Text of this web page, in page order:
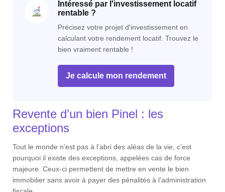
Intéressé par l'investissement locatif
rentable ?
Précisez votre projet d'investissement en
calculant votre rendement locatif. Trouvez le
bien vraiment rentable !
Je calcule mon rendement
Revente d’un bien Pinel : les
exceptions
Tout le monde n’est pas à l’abri des aléas de la vie, c’est
pourquoi il existe des exceptions, appelées cas de force
majeure. Ceux-ci permettent de mettre en vente le bien
immobilier sans avoir à payer des pénalités à l’administration